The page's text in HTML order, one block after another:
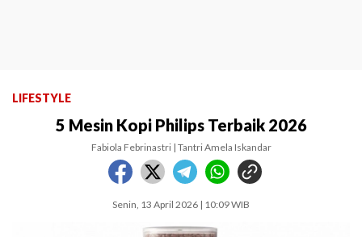
LIFESTYLE
5 Mesin Kopi Philips Terbaik 2026
Fabiola Febrinastri | Tantri Amela Iskandar
Senin, 13 April 2026 | 10:09 WIB